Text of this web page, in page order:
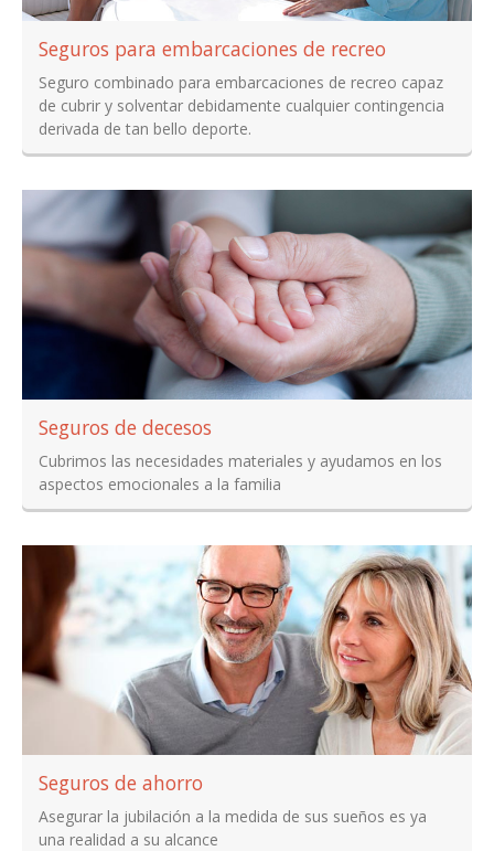
Seguros para embarcaciones de recreo
Seguro combinado para embarcaciones de recreo capaz
de cubrir y solventar debidamente cualquier contingencia
derivada de tan bello deporte.
Seguros de decesos
Cubrimos las necesidades materiales y ayudamos en los
aspectos emocionales a la familia
Seguros de ahorro
Asegurar la jubilación a la medida de sus sueños es ya
una realidad a su alcance